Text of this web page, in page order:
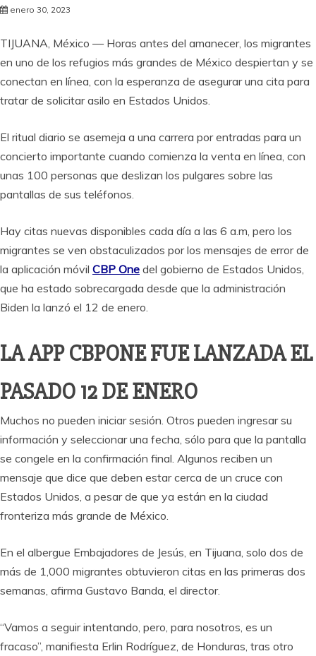
enero 30, 2023
TIJUANA, México — Horas antes del amanecer, los migrantes
en uno de los refugios más grandes de México despiertan y se
conectan en línea, con la esperanza de asegurar una cita para
tratar de solicitar asilo en Estados Unidos.
El ritual diario se asemeja a una carrera por entradas para un
concierto importante cuando comienza la venta en línea, con
unas 100 personas que deslizan los pulgares sobre las
pantallas de sus teléfonos.
Hay citas nuevas disponibles cada día a las 6 a.m, pero los
migrantes se ven obstaculizados por los mensajes de error de
la aplicación móvil CBP One del gobierno de Estados Unidos,
que ha estado sobrecargada desde que la administración
Biden la lanzó el 12 de enero.
LA APP CBPONE FUE LANZADA EL
PASADO 12 DE ENERO
Muchos no pueden iniciar sesión. Otros pueden ingresar su
información y seleccionar una fecha, sólo para que la pantalla
se congele en la confirmación final. Algunos reciben un
mensaje que dice que deben estar cerca de un cruce con
Estados Unidos, a pesar de que ya están en la ciudad
fronteriza más grande de México.
En el albergue Embajadores de Jesús, en Tijuana, solo dos de
más de 1,000 migrantes obtuvieron citas en las primeras dos
semanas, afirma Gustavo Banda, el director.
“Vamos a seguir intentando, pero, para nosotros, es un
fracaso”, manifiesta Erlin Rodríguez, de Honduras, tras otro